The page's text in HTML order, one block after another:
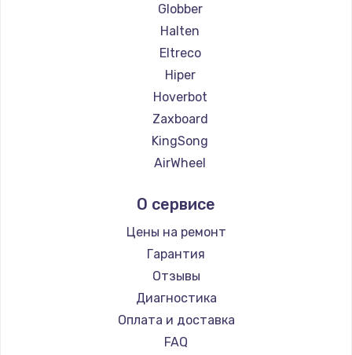
Globber
Halten
Eltreco
Hiper
Hoverbot
Zaxboard
KingSong
AirWheel
Hunter
Shorner
Joyor
Minimotors
Bork
Segway
KIRIN
О сервисе
Цены на ремонт
Гарантия
Отзывы
Диагностика
Оплата и доставка
FAQ